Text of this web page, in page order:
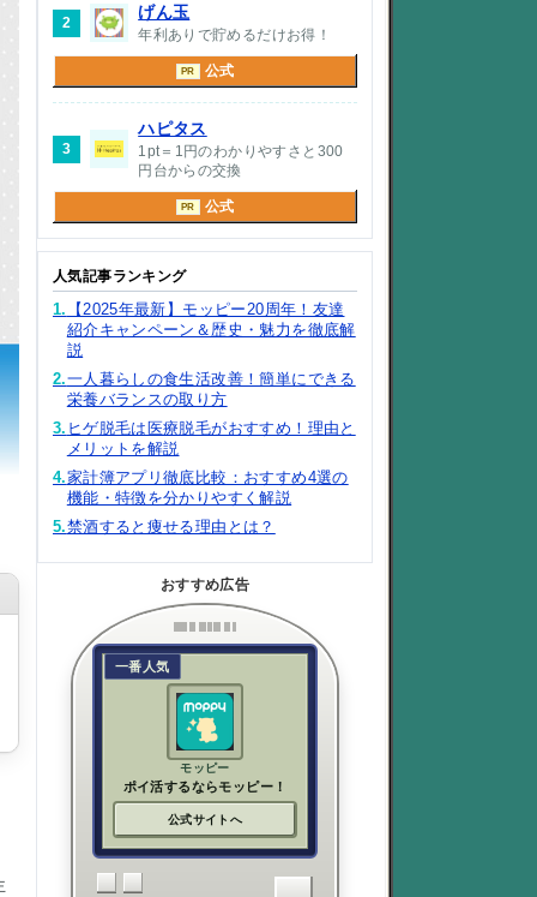
2
げん玉
年利ありで貯めるだけお得！
PR 公式
3
ハピタス
1pt＝1円のわかりやすさと300
円台からの交換
PR 公式
人気記事ランキング
1.
【2025年最新】モッピー20周年！友達
紹介キャンペーン＆歴史・魅力を徹底解
説
2.一人暮らしの食生活改善！簡単にできる
栄養バランスの取り方
3. ヒゲ脱毛は医療脱毛がおすすめ！理由と
メリットを解説
4.家計簿アプリ徹底比較：おすすめ4選の
機能・特徴を分かりやすく解説
5.禁酒すると痩せる理由とは？
おすすめ広告
一番人気
モッピー
ポイ活するならモッピー！
公式サイトへ